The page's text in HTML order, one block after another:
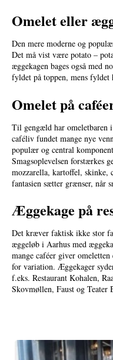
Omelet eller
Den mere moderne og
Det må vist være potato –
æggekagen bages også med
fyldet på toppen, mens fyldet
Omelet på
Til gengæld har omeletbaren
caféliv fundet mange nye
populær og central
Smagsoplevelsen forstærkes
mozzarella, kartoffel, skinke,
fantasien sætter grænser, når
Æggekage på
Det kræver faktisk ikke stor
æggeløb i Aarhus med
mange caféer giver
for variation. Æggekager
f.eks. Restaurant Kohalen,
Skovmøllen, Faust og Teater